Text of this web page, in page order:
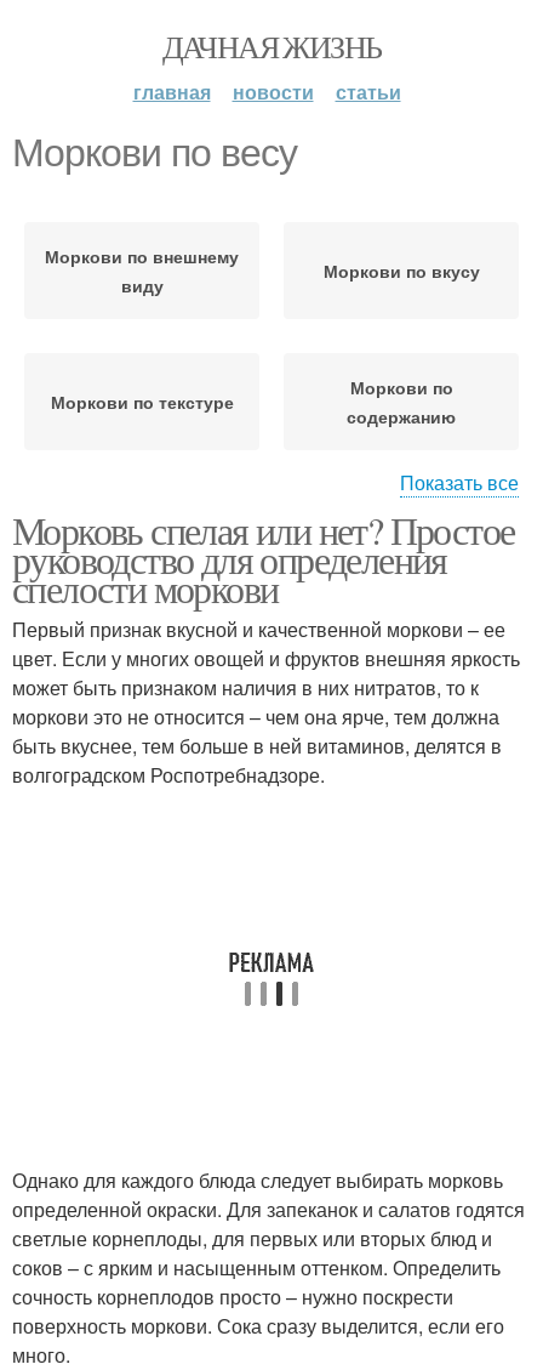
ДАЧНАЯ ЖИЗНЬ
главная новости статьи
Моркови по весу
Моркови по внешнему
виду
Моркови по вкусу
Моркови по текстуре
Моркови по
содержанию
Моркови на вид Спелая морковь
Морковь при хранении Моркови по запаху
Показать все
Морковь спелая или нет? Простое
руководство для определения
спелости моркови
Первый признак вкусной и качественной моркови – ее
цвет. Если у многих овощей и фруктов внешняя яркость
может быть признаком наличия в них нитратов, то к
моркови это не относится – чем она ярче, тем должна
быть вкуснее, тем больше в ней витаминов, делятся в
волгоградском Роспотребнадзоре.
Однако для каждого блюда следует выбирать морковь
определенной окраски. Для запеканок и салатов годятся
светлые корнеплоды, для первых или вторых блюд и
соков – с ярким и насыщенным оттенком. Определить
сочность корнеплодов просто – нужно поскрести
поверхность моркови. Сока сразу выделится, если его
много.